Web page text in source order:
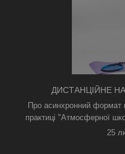
ДИСТАНЦІЙНЕ
ТРИВОГАМИ ТА БЕЗ
ФОРМАТ
Про асинхронний формат
практиці "Атмосферної
25